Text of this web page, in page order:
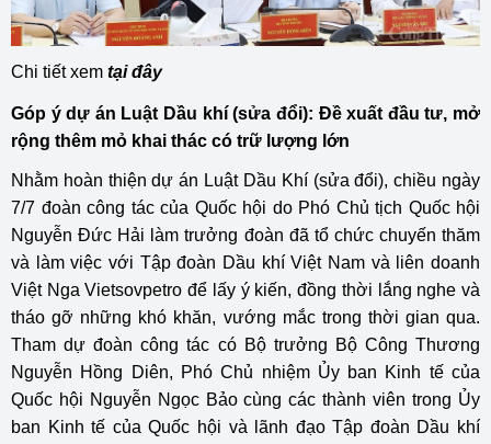
Chi tiết xem tại đây
Góp ý dự án Luật Dầu khí (sửa đổi): Đề xuất đầu tư, mở
rộng thêm mỏ khai thác có trữ lượng lớn
Nhằm hoàn thiện dự án Luật Dầu Khí (sửa đổi), chiều ngày
7/7 đoàn công tác của Quốc hội do Phó Chủ tịch Quốc hội
Nguyễn Đức Hải làm trưởng đoàn đã tổ chức chuyến thăm
và làm việc với Tập đoàn Dầu khí Việt Nam và liên doanh
Việt Nga Vietsovpetro để lấy ý kiến, đồng thời lắng nghe và
tháo gỡ những khó khăn, vướng mắc trong thời gian qua.
Tham dự đoàn công tác có Bộ trưởng Bộ Công Thương
Nguyễn Hồng Diên, Phó Chủ nhiệm Ủy ban Kinh tế của
Quốc hội Nguyễn Ngọc Bảo cùng các thành viên trong Ủy
ban Kinh tế của Quốc hội và lãnh đạo Tập đoàn Dầu khí